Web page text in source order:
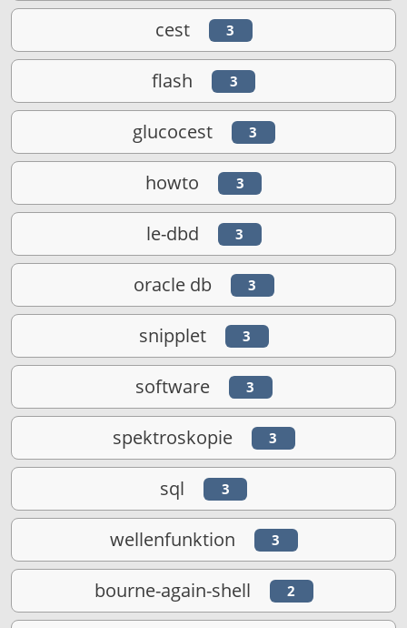
cest 3
flash 3
glucocest 3
howto 3
le-dbd 3
oracle db 3
snipplet 3
software 3
spektroskopie 3
sql 3
wellenfunktion 3
bourne-again-shell 2